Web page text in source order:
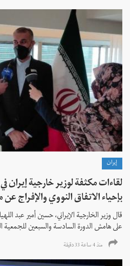
إيران
لقاءات مكثفة لوزير خارجية إيران
بإحياء الاتفاق النووي والإفراج
قال وزير الخارجية الإيراني، حسين أمير عبد
على هامش الدورة السادسة والسبعين للجمعية
منذ 4 ساعة 33 دقیقة